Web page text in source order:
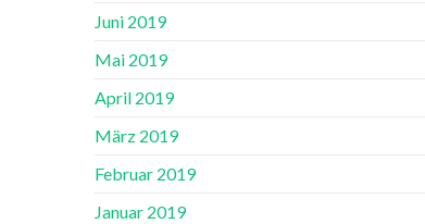
Juni 2019
Mai 2019
April 2019
März 2019
Februar 2019
Januar 2019